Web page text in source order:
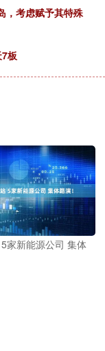
，考虑赋予其特殊
板
家新能源公司 集体